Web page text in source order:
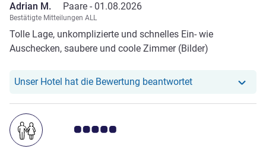
Adrian M. Paare - 01.08.2026
Bestätigte Mitteilungen ALL
Tolle Lage, unkomplizierte und schnelles Ein- wie
Auschecken, saubere und coole Zimmer (Bilder)
Unser Hotel hat die Bewertung beantwortetUnser Hotel hat
Note Kundenmeinungen 5.0/5